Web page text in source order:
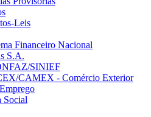
Leis
Financeiro Nacional
S.A.
SINIEF
CAMEX - Comércio Exterior
Social